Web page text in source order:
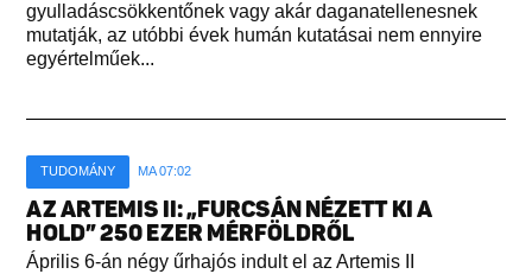
gyulladáscsökkentőnek vagy akár daganatellenesnek
mutatják, az utóbbi évek humán kutatásai nem ennyire
egyértelműek...
TUDOMÁNY MA 07:02
AZ ARTEMIS II: „FURCSÁN NÉZETT KI A
HOLD” 250 EZER MÉRFÖLDRŐL
Április 6-án négy űrhajós indult el az Artemis II